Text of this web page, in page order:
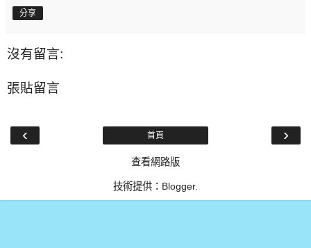
分享
沒有留言:
張貼留言
‹ ›
首頁
查看網路版
技術提供： Blogger.